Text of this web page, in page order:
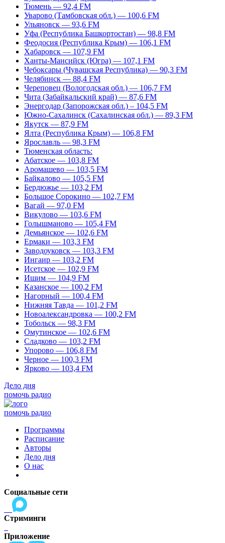
Тюмень — 92,4 FM
Уварово (Тамбовская обл.) — 100,6 FM
Ульяновск — 93,6 FM
Уфа (Республика Башкортостан) — 98,8 FM
Феодосия (Республика Крым) — 106,1 FM
Хабаровск — 107,9 FM
Ханты-Мансийск (Югра) — 107,1 FM
Чебоксары (Чувашская Республика) — 90,3 FM
Челябинск — 88,4 FM
Череповец (Вологодская обл.) — 106,7 FM
Чита (Забайкальский край) — 87,6 FM
Энергодар (Запорожская обл.) – 104,5 FM
Южно-Сахалинск (Сахалинская обл.) — 89,3 FM
Якутск — 87,9 FM
Ялта (Республика Крым) — 106,8 FM
Ярославль — 98,3 FM
Тюменская область:
Абатское — 103,8 FM
Аромашево — 103,5 FM
Байкалово — 105,5 FM
Бердюжье — 103,2 FM
Большое Сорокино — 102,7 FM
Вагай — 97,0 FM
Викулово — 103,6 FM
Голышманово — 105,4 FM
Демьянское — 102,6 FM
Ермаки — 103,3 FM
Заводоуковск — 103,3 FM
Ингаир — 103,2 FM
Исетское — 102,9 FM
Ишим — 104,9 FM
Казанское — 100,2 FM
Нагорный — 100,4 FM
Нижняя Тавда — 101,2 FM
Новоалександровка — 100,2 FM
Тобольск — 98,3 FM
Омутинское — 102,6 FM
Сладково — 103,2 FM
Упорово — 106,8 FM
Черное — 100,3 FM
Ярково — 103,4 FM
Дело дня
помочь радио
помочь радио
Программы
Расписание
Авторы
Дело дня
О нас
Социальные сети
Стриминги
Приложение